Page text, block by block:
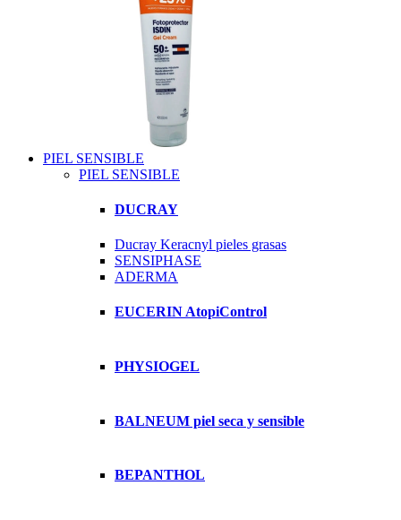
PIEL SENSIBLE
PIEL SENSIBLE
DUCRAY
Ducray Keracnyl pieles grasas
SENSIPHASE
ADERMA
EUCERIN AtopiControl
PHYSIOGEL
BALNEUM piel seca y sensible
BEPANTHOL